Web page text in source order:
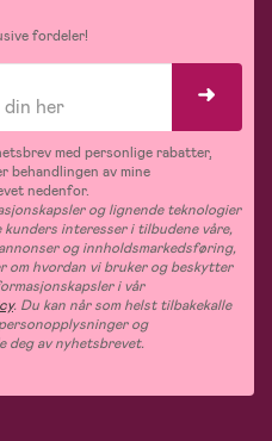
fordeler!
med personlige rabatter,
behandlingen av mine
nedenfor.
og lignende teknologier
interesser i tilbudene våre,
og innholdsmarkedsføring,
om hvordan vi bruker og beskytter
i vår
. Du kan når som helst tilbakekalle
og
deg av nyhetsbrevet.